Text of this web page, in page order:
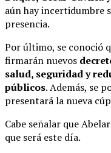
aún hay incertidumbre
presencia.
Por último, se conoció
firmarán nuevos
salud, seguridad y
públicos. Además, se
presentará la nueva
Cabe señalar que
que será este día.